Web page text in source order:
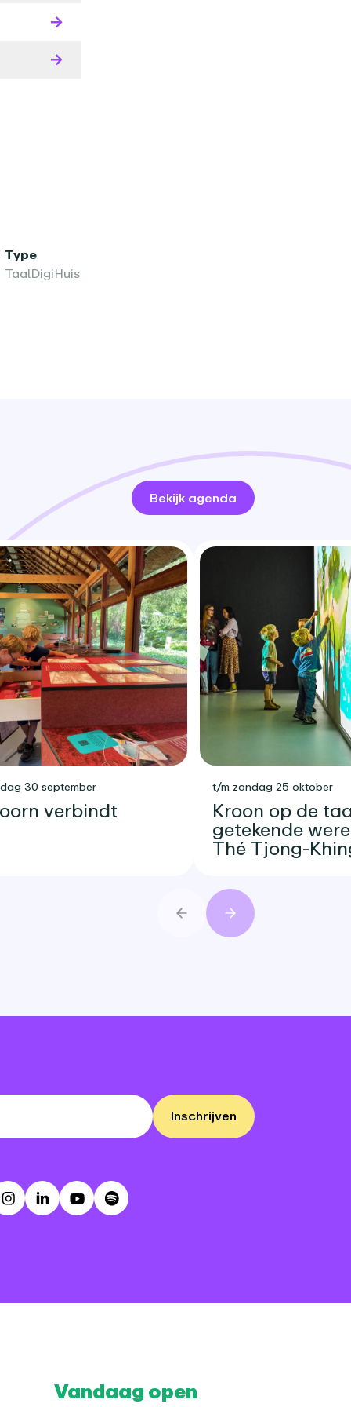
Type
TaalDigiHuis
Bekijk agenda
30 september
verbindt
t/m zondag 25 oktober
Kroon op de
getekende
Thé Tjong-
VorigeVolgende
Inschrijven
Instagram
LinkedInYoutubeSpotify
Vandaag open